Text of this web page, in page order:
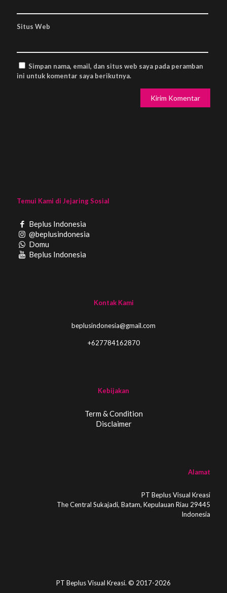
Situs Web
Simpan nama, email, dan situs web saya pada peramban
ini untuk komentar saya berikutnya.
Temui Kami di Jejaring Sosial
Beplus Indonesia
@beplusindonesia
Domu
Beplus Indonesia
Kontak Kami
beplusindonesia@gmail.com
+627784162870
Kebijakan
Term & Condition
Disclaimer
Alamat
PT Beplus Visual Kreasi
The Central Sukajadi, Batam, Kepulauan Riau 29445
Indonesia
PT Beplus Visual Kreasi. © 2017-2026